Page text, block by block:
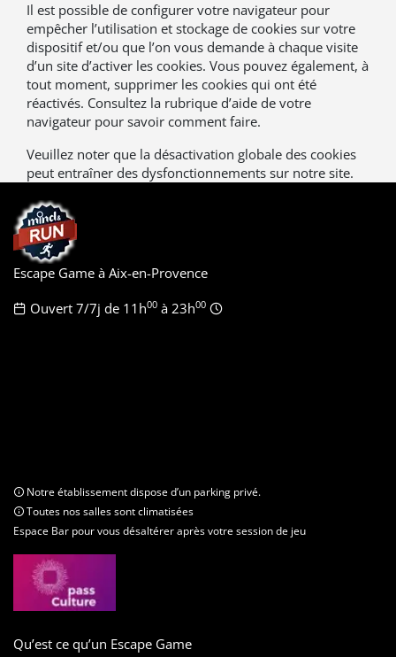
Il est possible de configurer votre navigateur pour
empêcher l’utilisation et stockage de cookies sur votre
dispositif et/ou que l’on vous demande à chaque visite
d’un site d’activer les cookies. Vous pouvez également, à
tout moment, supprimer les cookies qui ont été
réactivés. Consultez la rubrique d’aide de votre
navigateur pour savoir comment faire.
Veuillez noter que la désactivation globale des cookies
peut entraîner des dysfonctionnements sur notre site.
Escape Game à Aix-en-Provence
Ouvert 7/7j de 11h00 à 23h00
Notre établissement dispose d’un parking privé.
Toutes nos salles sont climatisées
Espace Bar pour vous désaltérer après votre session de jeu
Qu’est ce qu’un Escape Game